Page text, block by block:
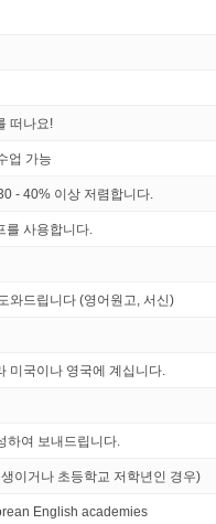
떠나요!
업 가능
- 40% 이상 저렴합니다.
를 사용합니다.
와드립니다 (영어원고, 서신)
미국이나 영국에 계십니다.
하여 보내드립니다.
이거나 초등학교 저학년인 경우)
English academies